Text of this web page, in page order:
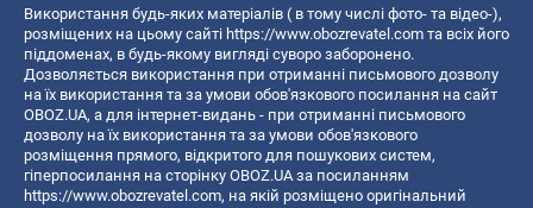
Використання будь-яких матеріалів ( в тому числі фото- та відео-),
розміщених на цьому сайті https://www.obozrevatel.com та всіх його
піддоменах, в будь-якому вигляді суворо заборонено.
Дозволяється використання при отриманні письмового дозволу
на їх використання та за умови обов'язкового посилання на сайт
OBOZ.UA, а для інтернет-видань - при отриманні письмового
дозволу на їх використання та за умови обов'язкового
розміщення прямого, відкритого для пошукових систем,
гіперпосилання на сторінку OBOZ.UA за посиланням
https://www.obozrevatel.com, на якій розміщено оригінальний